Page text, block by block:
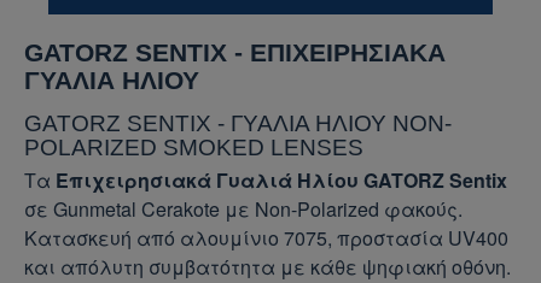
GATORZ SENTIX - ΕΠΙΧΕΙΡΗΣΙΑΚΆ
ΓΥΑΛΙΆ ΗΛΊΟΥ
GATORZ SENTIX - ΓΥΑΛΙΆ ΗΛΊΟΥ NON-
POLARIZED SMOKED LENSES
Τα Επιχειρησιακά Γυαλιά Ηλίου GATORZ Sentix
σε Gunmetal Cerakote με Non-Polarized φακούς.
Κατασκευή από αλουμίνιο 7075, προστασία UV400
και απόλυτη συμβατότητα με κάθε ψηφιακή οθόνη.